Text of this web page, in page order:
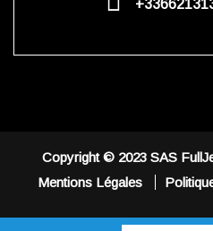
Copyright © 2023 SAS
Mentions Légales